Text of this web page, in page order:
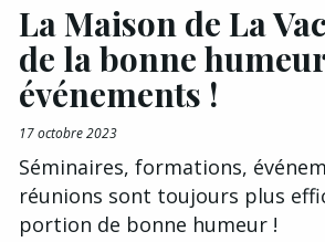
La Maison de La
de la bonne
événements !
17 octobre 2023
Séminaires, formations,
réunions sont toujours plus
portion de bonne humeur !